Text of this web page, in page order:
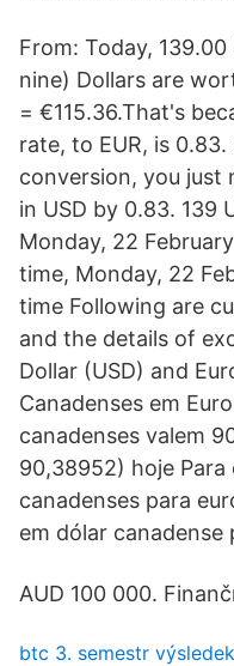
From: Today,
nine) Dollars are
= €115.36.That's
rate, to EUR, is
conversion, you just
in USD by 0.83. 139
Monday, 22
time, Monday, 22
time Following are
and the details of
Dollar (USD) and
Canadenses em
canadenses valem
90,38952) hoje
canadenses para
em dólar canadense
AUD 100 000.
btc 3. semestr